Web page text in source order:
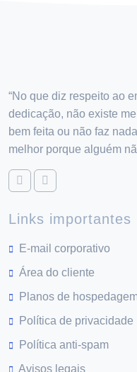
“No que diz respeito ao
dedicação, não existe
bem feita ou não faz
melhor porque alguém
Links importantes
E-mail corporativo
Área do cliente
Planos de
Política de privacidade
Política anti-spam
Avisos legais